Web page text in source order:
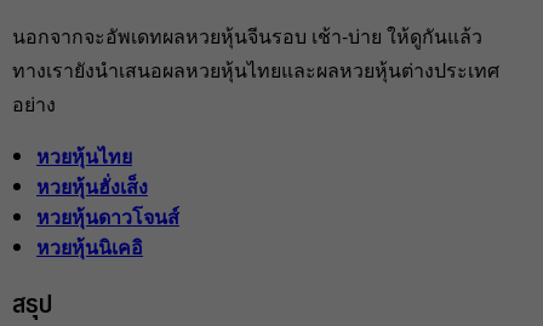
นอกจากจะอัพเดทผลหวยหุ้นจีนรอบ เช้า-บ่าย ให้ดูกันแล้ว
ทางเรายังนำเสนอผลหวยหุ้นไทยและผลหวยหุ้นต่างประเทศ
อย่าง
หวยหุ้นไทย
หวยหุ้นฮั่งเส็ง
หวยหุ้นดาวโจนส์
หวยหุ้นนิเคอิ
สรุป